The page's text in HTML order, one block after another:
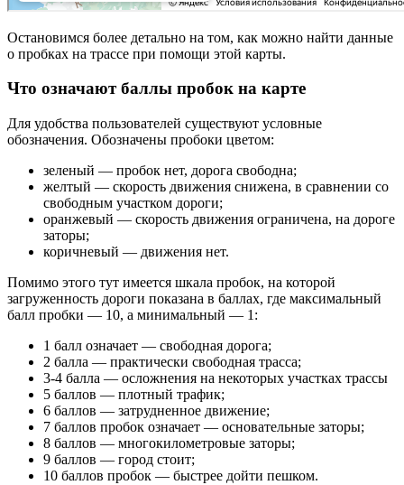
Остановимся более детально на том, как можно найти данные
о пробках на трассе при помощи этой карты.
Что означают баллы пробок на карте
Для удобства пользователей существуют условные
обозначения. Обозначены пробоки цветом:
зеленый — пробок нет, дорога свободна;
желтый — скорость движения снижена, в сравнении со
свободным участком дороги;
оранжевый — скорость движения ограничена, на дороге
заторы;
коричневый — движения нет.
Помимо этого тут имеется шкала пробок, на которой
загруженность дороги показана в баллах, где максимальный
балл пробки — 10, а минимальный — 1:
1 балл означает — свободная дорога;
2 балла — практически свободная трасса;
3-4 балла — осложнения на некоторых участках трассы
5 баллов — плотный трафик;
6 баллов — затрудненное движение;
7 баллов пробок означает — основательные заторы;
8 баллов — многокилометровые заторы;
9 баллов — город стоит;
10 баллов пробок — быстрее дойти пешком.